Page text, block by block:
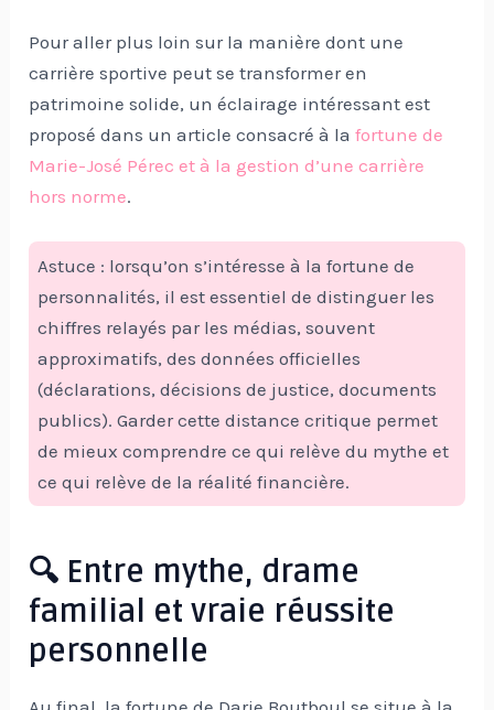
Pour aller plus loin sur la manière dont une
carrière sportive peut se transformer en
patrimoine solide, un éclairage intéressant est
proposé dans un article consacré à lafortune de
Marie-José Pérec et à la gestion d’une carrière
hors norme.
Astuce : lorsqu’on s’intéresse à la fortune de
personnalités, il est essentiel de distinguer les
chiffres relayés par les médias, souvent
approximatifs, des données officielles
(déclarations, décisions de justice, documents
publics). Garder cette distance critique permet
de mieux comprendre ce qui relève du mythe et
ce qui relève de la réalité financière.
🔍 Entre mythe, drame
familial et vraie réussite
personnelle